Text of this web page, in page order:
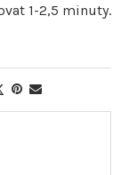
1-2,5 minuty.